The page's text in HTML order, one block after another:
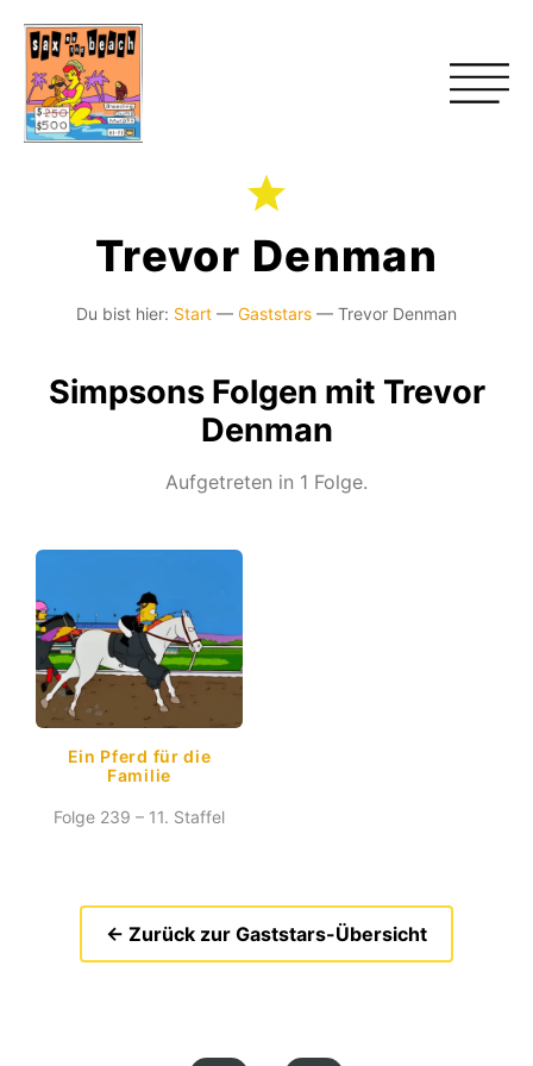
Trevor Denman
Du bist hier: Start — Gaststars — Trevor Denman
Simpsons Folgen mit Trevor
Denman
Aufgetreten in 1 Folge.
Ein Pferd für die
Familie
Folge 239 – 11. Staffel
← Zurück zur Gaststars-Übersicht